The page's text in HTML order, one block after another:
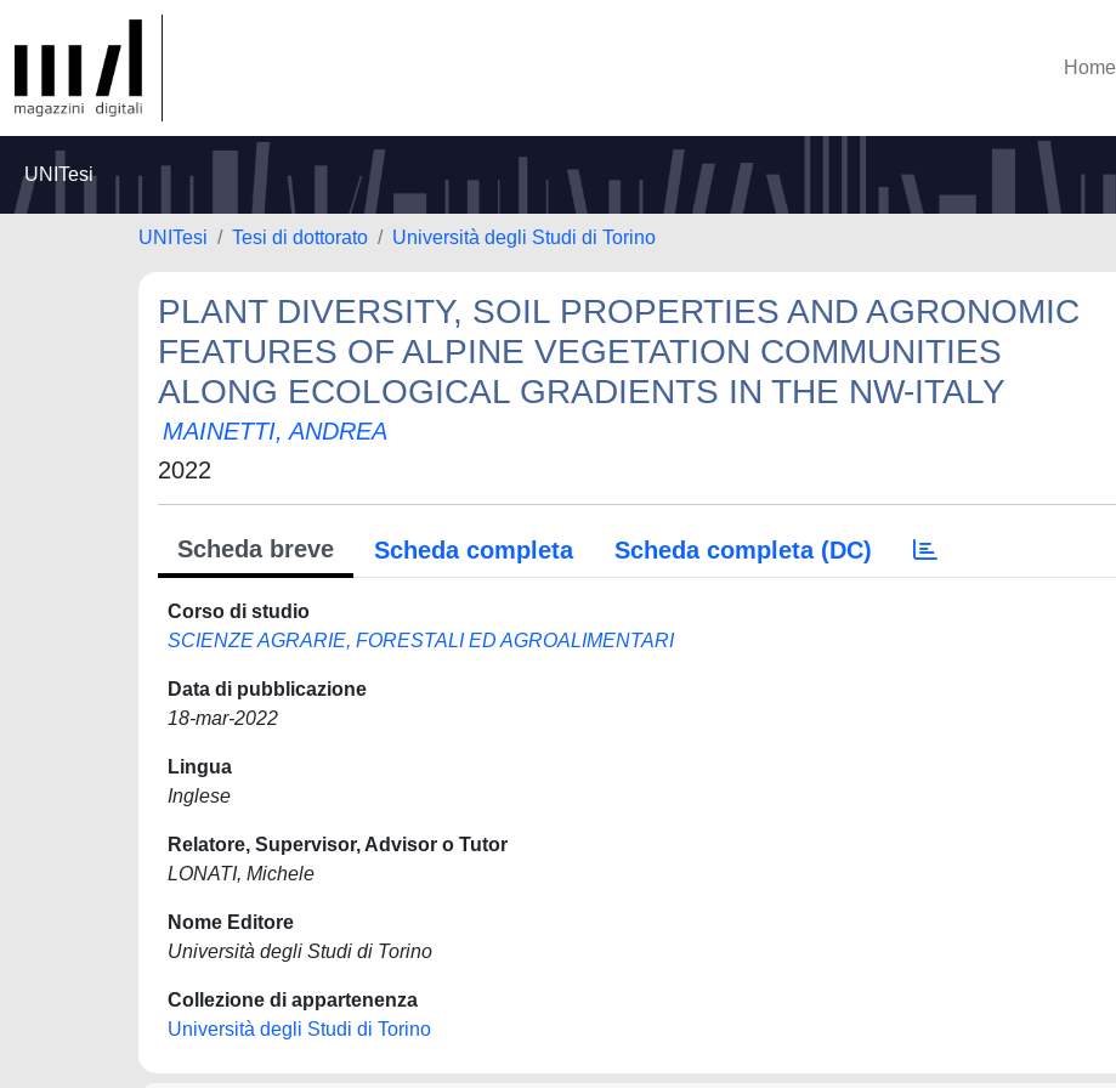
Home
UNITesi
UNITesi Tesi di dottorato Università degli Studi di Torino
PLANT DIVERSITY, SOIL PROPERTIES AND AGRONOMIC
FEATURES OF ALPINE VEGETATION COMMUNITIES
ALONG ECOLOGICAL GRADIENTS IN THE NW-ITALY
MAINETTI, ANDREA
2022
Scheda breve Scheda completa Scheda completa (DC)
Corso di studio
SCIENZE AGRARIE, FORESTALI ED AGROALIMENTARI
Data di pubblicazione
18-mar-2022
Lingua
Inglese
Relatore, Supervisor, Advisor o Tutor
LONATI, Michele
Nome Editore
Università degli Studi di Torino
Collezione di appartenenza
Università degli Studi di Torino